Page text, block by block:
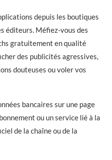
depuis les boutiques
éditeurs. Méfiez-vous des
gratuitement en qualité
des publicités agressives,
douteuses ou voler vos
bancaires sur une page
ou un service lié à la
de la chaîne ou de la